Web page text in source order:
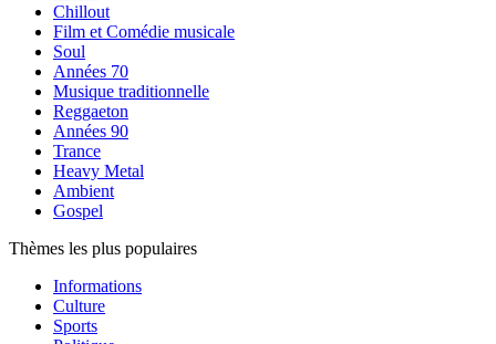
Chillout
Film et Comédie musicale
Soul
Années 70
Musique traditionnelle
Reggaeton
Années 90
Trance
Heavy Metal
Ambient
Gospel
Thèmes les plus populaires
Informations
Culture
Sports